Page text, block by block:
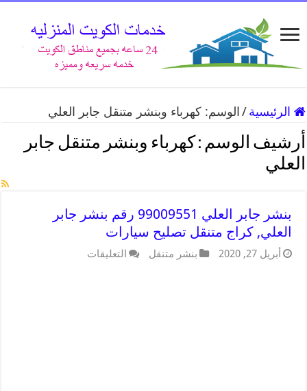
الرئيسية / الوسم:كهرباء وبنشر متنقل جابر العلي
أرشيف الوسم : كهرباء وبنشر متنقل جابر
العلي
بنشر جابر العلي 99009551 رقم بنشر جابر
العلي, كراج متنقل تصليح سيارات
أبريل 27, 2020 بنشر متنقل التعليقات